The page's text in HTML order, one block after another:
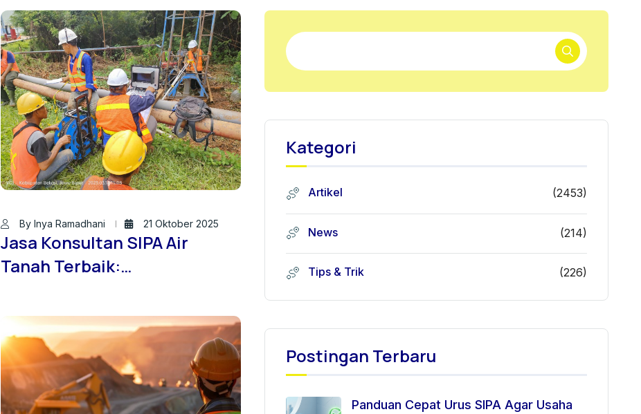
By Inya Ramadhani 21 Oktober 2025
Jasa Konsultan SIPA Air
Tanah Terbaik:
Kategori
Artikel (2453)
News (214)
Tips & Trik (226)
Postingan Terbaru
Panduan Cepat Urus SIPA Agar Usaha